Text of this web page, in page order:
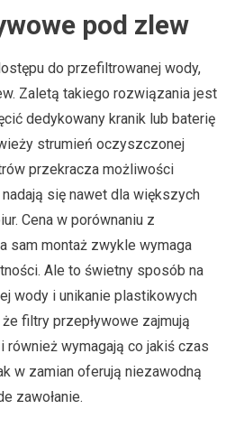
pod zlew
do przefiltrowanej wody,
Zaletą takiego rozwiązania jest
dedykowany kranik lub baterię
strumień oczyszczonej
przekracza możliwości
się nawet dla większych
Cena w porównaniu z
sam montaż zwykle wymaga
Ale to świetny sposób na
wody i unikanie plastikowych
filtry przepływowe zajmują
wymagają co jakiś czas
w zamian oferują niezawodną
zawołanie.